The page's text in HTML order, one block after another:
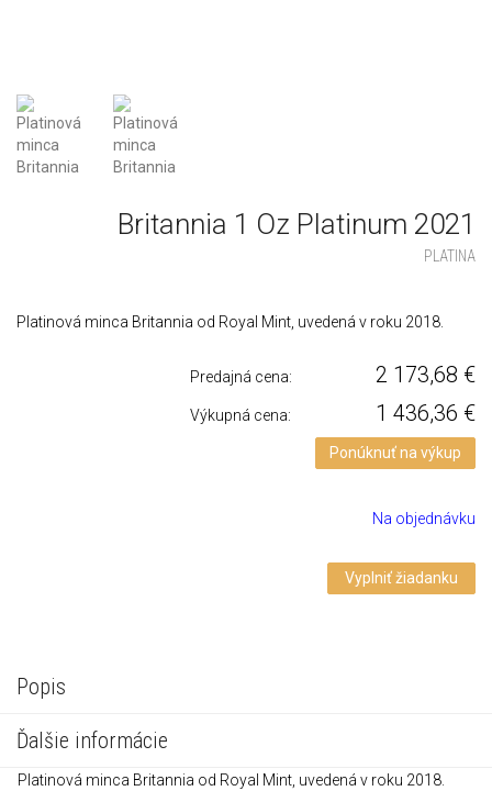
Britannia 1 Oz Platinum 2021
PLATINA
Platinová minca Britannia od Royal Mint, uvedená v roku 2018.
Predajná cena: 2 173,68 €
Výkupná cena: 1 436,36 €
Ponúknuť na výkup
Na objednávku
Vyplniť žiadanku
Popis
Ďalšie informácie
Platinová minca Britannia od Royal Mint, uvedená v roku 2018.